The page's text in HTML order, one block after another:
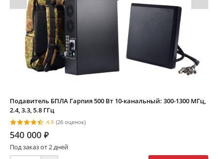
Подавитель БПЛА Гарпия 500 Вт 10-канальный: 300-1300 МГц,
2.4, 3.3, 5.8 ГГц
4.9 (26 оценок)
540 000 ⃏
Под заказ от 2 дней